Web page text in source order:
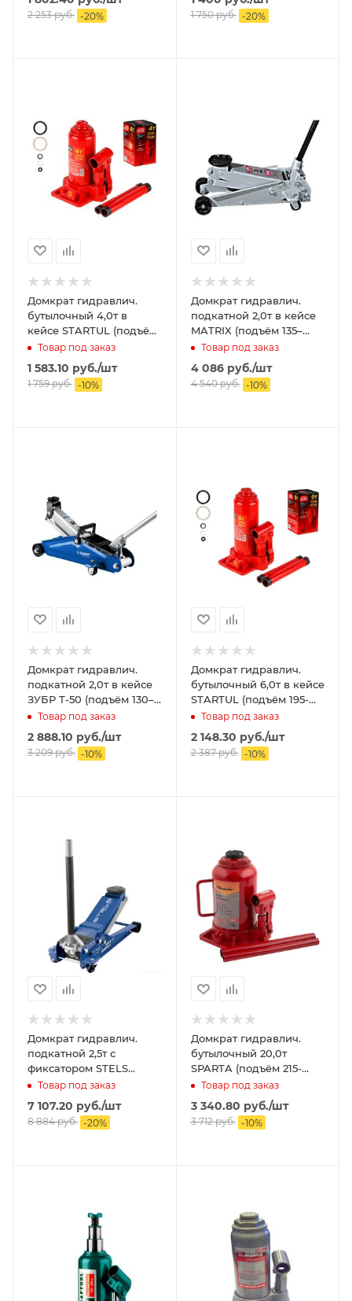
2 253руб. -20% 1 750руб. -20%
Домкрат гидравлич.
бутылочный 4,0т в
кейсе STARTUL (подъём
170-340мм)
Товар под заказ
1 583.10 руб./шт
1 759руб. -10%
Домкрат гидравлич.
подкатной 2,0т в кейсе
MATRIX (подъём 135–
385мм)
Товар под заказ
4 086руб./шт
4 540руб. -10%
Домкрат гидравлич.
подкатной 2,0т в кейсе
ЗУБР Т-50 (подъём 130–
380мм)
Товар под заказ
2 888.10 руб./шт
3 209руб. -10%
Домкрат гидравлич.
бутылочный 6,0т в кейсе
STARTUL (подъём 195-
380мм)
Товар под заказ
2 148.30 руб./шт
2 387руб. -10%
Домкрат гидравлич.
подкатной 2,5т с
фиксатором STELS
(подъём 140-385мм)
Товар под заказ
7 107.20 руб./шт
8 884руб. -20%
Домкрат гидравлич.
бутылочный 20,0т
SPARTA (подъём 215-
405мм)
Товар под заказ
3 340.80 руб./шт
3 712руб. -10%